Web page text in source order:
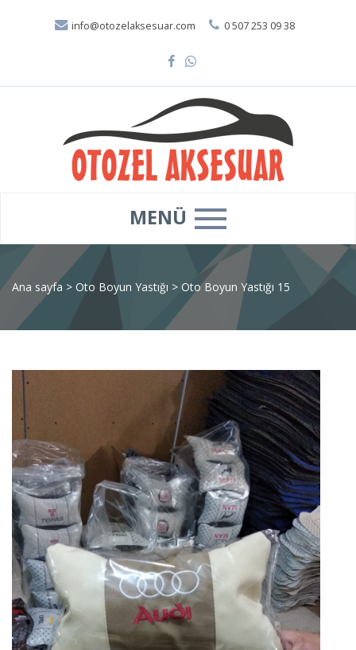
info@otozelaksesuar.com 0 507 253 09 38
MENÜ
Ana sayfa > Oto Boyun Yastığı > Oto Boyun Yastığı 15